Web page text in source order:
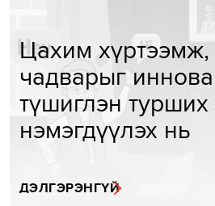
Цахим
чадварыг
түшиглэн
нэмэгдүүлэх нь
ДЭЛГЭРЭНГҮЙ